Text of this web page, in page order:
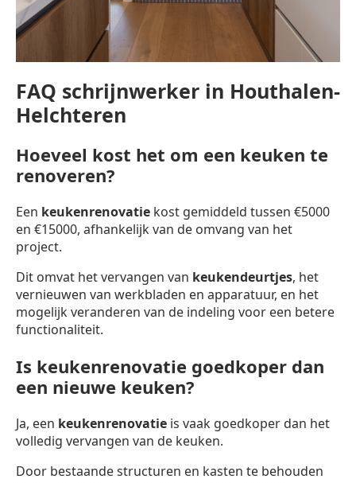
FAQ schrijnwerker in Houthalen-
Helchteren
Hoeveel kost het om een keuken te
renoveren?
Een keukenrenovatie kost gemiddeld tussen €5000
en €15000, afhankelijk van de omvang van het
project.
Dit omvat het vervangen van keukendeurtjes, het
vernieuwen van werkbladen en apparatuur, en het
mogelijk veranderen van de indeling voor een betere
functionaliteit.
Is keukenrenovatie goedkoper dan
een nieuwe keuken?
Ja, een keukenrenovatie is vaak goedkoper dan het
volledig vervangen van de keuken.
Door bestaande structuren en kasten te behouden